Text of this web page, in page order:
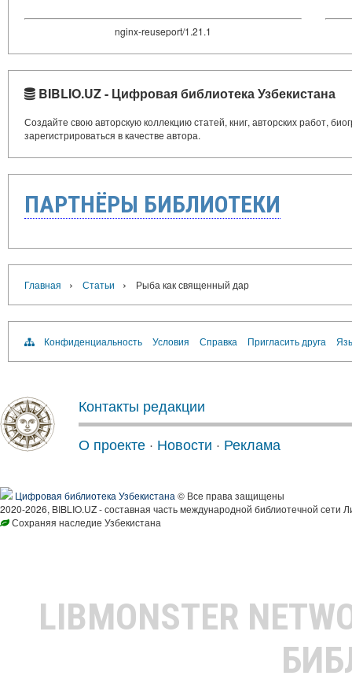
nginx-reuseport/1.21.1
BIBLIO.UZ - Цифровая библиотека Узбекистана
Создайте свою авторскую коллекцию статей, книг, авторских работ,
зарегистрироваться в качестве автора.
ПАРТНЁРЫ БИБЛИОТЕКИ
Главная › Статьи › Рыба как священный дар
Конфиденциальность Условия Справка Пригласить друга
Контакты редакции
О проекте · Новости · Реклама
Цифровая библиотека Узбекистана © Все права защищены
2020-2026, BIBLIO.UZ - составная часть международной библиотечной сети
Сохраняя наследие Узбекистана
LIBMONSTER